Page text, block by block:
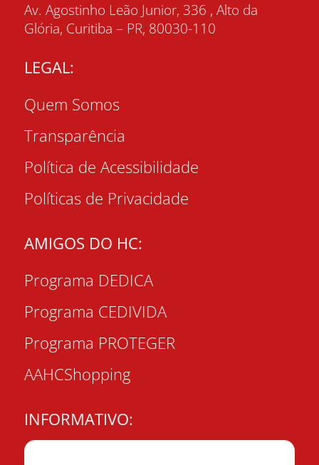
Av. Agostinho Leão Junior, 336 , Alto da
Glória, Curitiba – PR, 80030-110
LEGAL:
Quem Somos
Transparência
Política de Acessibilidade
Políticas de Privacidade
AMIGOS DO HC:
Programa DEDICA
Programa CEDIVIDA
Programa PROTEGER
AAHCShopping
INFORMATIVO: